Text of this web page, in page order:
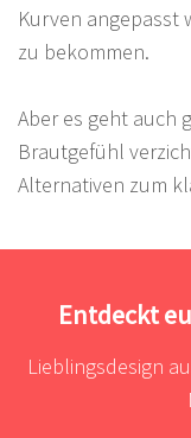
Kurven angepasst
zu bekommen.
Aber es geht auch
Brautgefühl
Alternativen zum
Entdeckt
Lieblingsdesign